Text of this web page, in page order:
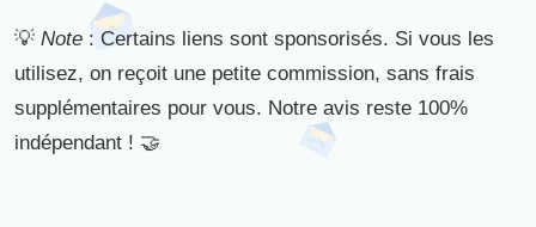
💡 Note : Certains liens sont sponsorisés. Si vous les
utilisez, on reçoit une petite commission, sans frais
supplémentaires pour vous. Notre avis reste 100%
indépendant ! 🤝